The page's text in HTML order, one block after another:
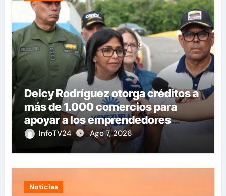
Delcy Rodríguez otorga créditos a
más de 1.000 comercios para
apoyar a los emprendedores
afectados por los terremotos
InfoTV24 Ago 7, 2026
Noticias